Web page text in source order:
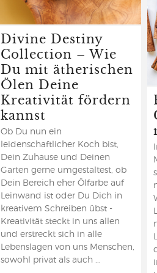
Divine Destiny
Collection – Wie
Du mit ätherischen
Ölen Deine
Kreativität fördern
kannst
Ob Du nun ein
leidenschaftlicher Koch bist,
Dein Zuhause und Deinen
Garten gerne umgestaltest, ob
Dein Bereich eher Ölfarbe auf
Leinwand ist oder Du Dich in
kreativem Schreiben übst -
Kreativität steckt in uns allen
und erstreckt sich in alle
Lebenslagen von uns Menschen,
sowohl privat als auch ...